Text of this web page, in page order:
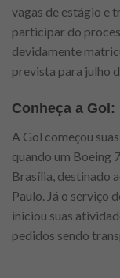
vagas de estágio e
participar do
devidamente
prevista para julho
Conheça a Gol:
A Gol começou
quando um Boeing
Brasília, destinado
Paulo. Já o serviço
iniciou suas
pedidos sendo